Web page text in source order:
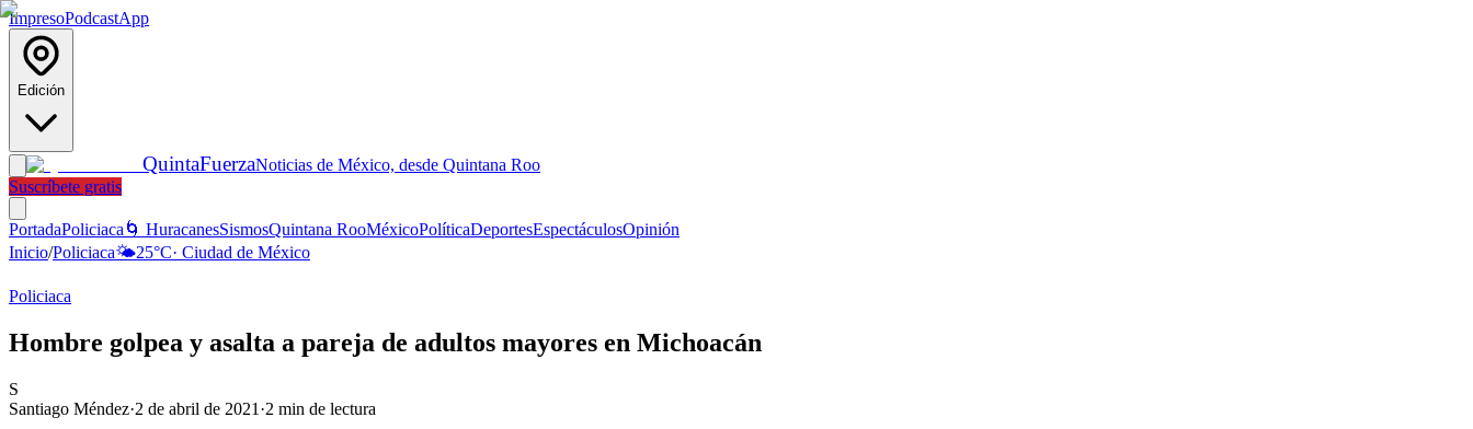
ImpresoPodcastApp
Edición
QuintaFuerzaNoticias de México, desde Quintana Roo
Suscríbete gratis
PortadaPoliciaca 🌀 HuracanesSismosQuintana RooMéxicoPolíticaDeportesEspectáculosOpinión
Inicio/Policiaca🌤️25°C· Ciudad de México
Policiaca
Hombre golpea y asalta a pareja de adultos mayores en Michoacán
S
Santiago Méndez·2 de abril de 2021 ·2 min de lectura